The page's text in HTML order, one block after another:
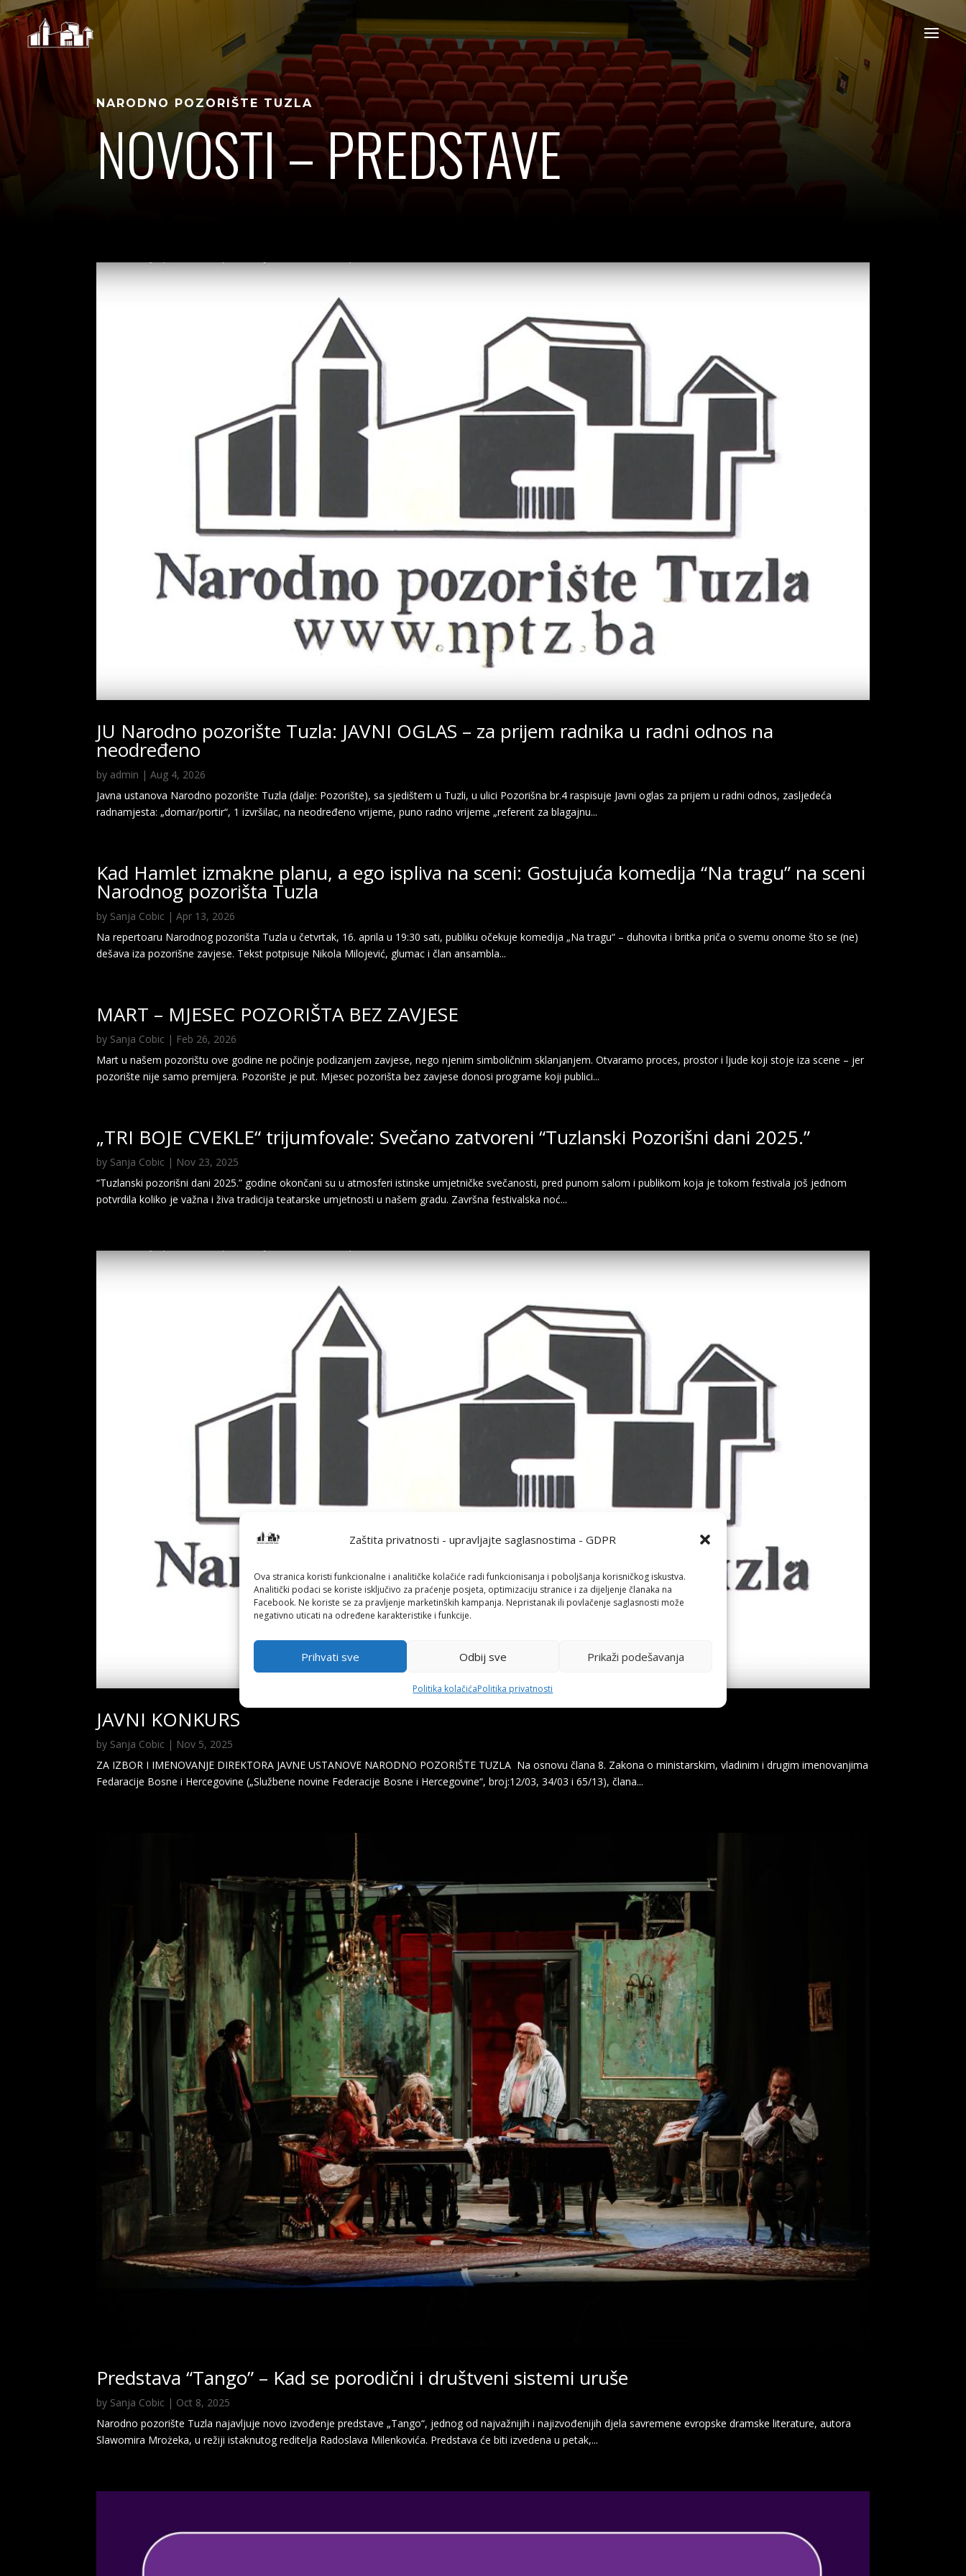
Zaštita privatnosti - upravljajte saglasnostima - GDPR
Ova stranica koristi funkcionalne i analitičke kolačiće radi funkcionisanja i poboljšanja korisničkog iskustva.
Analitički podaci se koriste isključivo za praćenje posjeta, optimizaciju stranice i za dijeljenje članaka na
Facebook. Ne koriste se za pravljenje marketinških kampanja. Nepristanak ili povlačenje saglasnosti može
negativno uticati na određene karakteristike i funkcije.
Prihvati sve Odbij sve Prikaži podešavanja
Politika kolačićaPolitika privatnosti
NARODNO POZORIŠTE TUZLA
NOVOSTI – PREDSTAVE
JU Narodno pozorište Tuzla: JAVNI OGLAS – za prijem radnika u radni odnos na
neodređeno
by admin |Aug 4, 2026
Javna ustanova Narodno pozorište Tuzla (dalje: Pozorište), sa sjedištem u Tuzli, u ulici Pozorišna br.4 raspisuje Javni oglas za prijem u radni odnos, zasljedeća
radnamjesta: „domar/portir“, 1 izvršilac, na neodređeno vrijeme, puno radno vrijeme „referent za blagajnu...
Kad Hamlet izmakne planu, a ego ispliva na sceni: Gostujuća komedija “Na tragu” na sceni
Narodnog pozorišta Tuzla
by Sanja Cobic |Apr 13, 2026
Na repertoaru Narodnog pozorišta Tuzla u četvrtak, 16. aprila u 19:30 sati, publiku očekuje komedija „Na tragu“ – duhovita i britka priča o svemu onome što se (ne)
dešava iza pozorišne zavjese. Tekst potpisuje Nikola Milojević, glumac i član ansambla...
MART – MJESEC POZORIŠTA BEZ ZAVJESE
by Sanja Cobic | Feb 26, 2026
Mart u našem pozorištu ove godine ne počinje podizanjem zavjese, nego njenim simboličnim sklanjanjem. Otvaramo proces, prostor i ljude koji stoje iza scene – jer
pozorište nije samo premijera. Pozorište je put. Mjesec pozorišta bez zavjese donosi programe koji publici...
„TRI BOJE CVEKLE“ trijumfovale: Svečano zatvoreni “Tuzlanski Pozorišni dani 2025.”
by Sanja Cobic | Nov 23, 2025
“Tuzlanski pozorišni dani 2025.” godine okončani su u atmosferi istinske umjetničke svečanosti, pred punom salom i publikom koja je tokom festivala još jednom
potvrdila koliko je važna i živa tradicija teatarske umjetnosti u našem gradu. Završna festivalska noć...
JAVNI KONKURS
by Sanja Cobic | Nov 5, 2025
ZA IZBOR I IMENOVANJE DIREKTORA JAVNE USTANOVE NARODNO POZORIŠTE TUZLA Na osnovu člana 8. Zakona o ministarskim, vladinim i drugim imenovanjima
Fedaracije Bosne i Hercegovine („Službene novine Federacije Bosne i Hercegovine“, broj:12/03, 34/03 i 65/13), člana...
Predstava “Tango” – Kad se porodični i društveni sistemi uruše
by Sanja Cobic | Oct 8, 2025
Narodno pozorište Tuzla najavljuje novo izvođenje predstave „Tango“, jednog od najvažnijih i najizvođenijih djela savremene evropske dramske literature, autora
Slawomira Mrożeka, u režiji istaknutog reditelja Radoslava Milenkovića. Predstava će biti izvedena u petak,...